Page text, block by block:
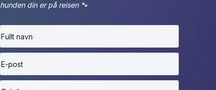
hunden din er på reisen 🐾